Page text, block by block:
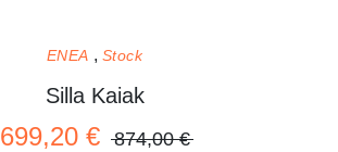
ENEA Stock
Silla Kaiak
699,20 € 874,00 €